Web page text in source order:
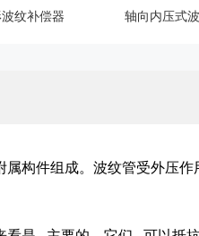
纹补偿器 轴向内压式
构件组成。波纹管受外压